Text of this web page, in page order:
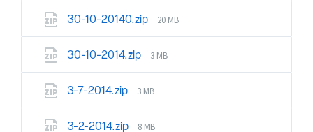
30-10-20140.zip 20 MB
30-10-2014.zip 3 MB
3-7-2014.zip 3 MB
3-2-2014.zip 8 MB